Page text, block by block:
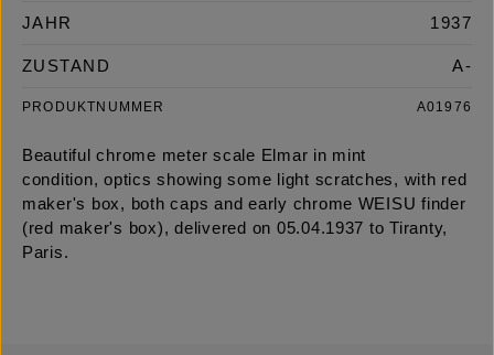
JAHR 1937
ZUSTAND A-
PRODUKTNUMMER A01976
Beautiful chrome meter scale Elmar in mint
condition, optics showing some light scratches, with red
maker's box, both caps and early chrome WEISU finder
(red maker's box), delivered on 05.04.1937 to Tiranty,
Paris.